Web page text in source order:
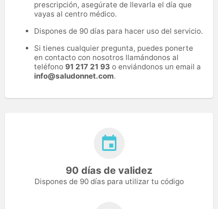
prescripción, asegúrate de llevarla el día que
vayas al centro médico.
Dispones de 90 días para hacer uso del servicio.
Si tienes cualquier pregunta, puedes ponerte
en contacto con nosotros llamándonos al
teléfono 91 217 21 93 o enviándonos un email a
info@saludonnet.com.
90 días de validez
Dispones de 90 días para utilizar tu código